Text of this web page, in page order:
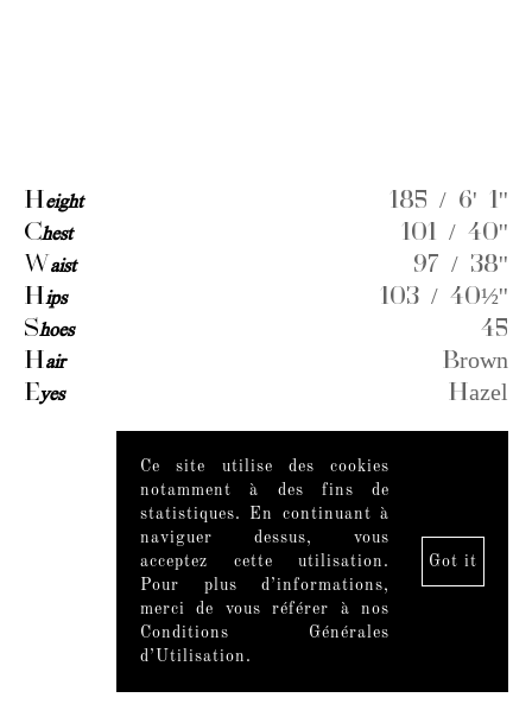
Height
185 / 6' 1''
Chest
101 / 40''
W aist
97 / 38''
Hips
103 / 40½''
Shoes
45
Hair
Brown
Eyes Hazel
Ce site utilise des cookies
notamment à des fins de
statistiques. En continuant à
naviguer dessus, vous
acceptez cette utilisation.
Pour plus d’informations,
merci de vous référer à nos
Conditions Générales
d’Utilisation.
Got it